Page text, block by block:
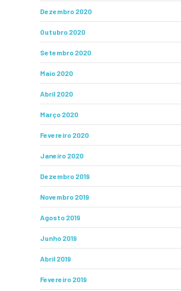
Dezembro 2020
Outubro 2020
Setembro 2020
Maio 2020
Abril 2020
Março 2020
Fevereiro 2020
Janeiro 2020
Dezembro 2019
Novembro 2019
Agosto 2019
Junho 2019
Abril 2019
Fevereiro 2019